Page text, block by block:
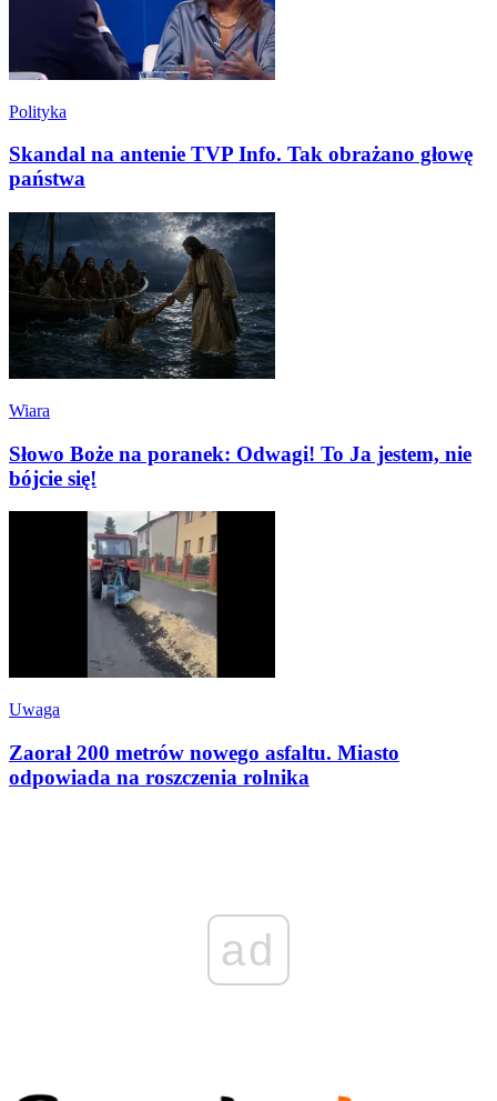
Polityka
Skandal na antenie TVP Info. Tak obrażano głowę
państwa
Wiara
Słowo Boże na poranek: Odwagi! To Ja jestem, nie
bójcie się!
Uwaga
Zaorał 200 metrów nowego asfaltu. Miasto
odpowiada na roszczenia rolnika
ad